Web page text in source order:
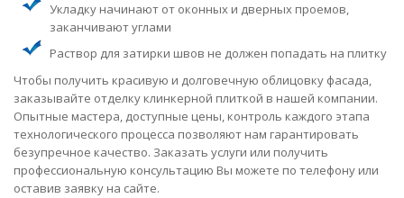
Укладку начинают от оконных и дверных проемов,
заканчивают углами
Раствор для затирки швов не должен попадать на плитку
Чтобы получить красивую и долговечную облицовку фасада,
заказывайте отделку клинкерной плиткой в нашей компании.
Опытные мастера, доступные цены, контроль каждого этапа
технологического процесса позволяют нам гарантировать
безупречное качество. Заказать услуги или получить
профессиональную консультацию Вы можете по телефону или
оставив заявку на сайте.